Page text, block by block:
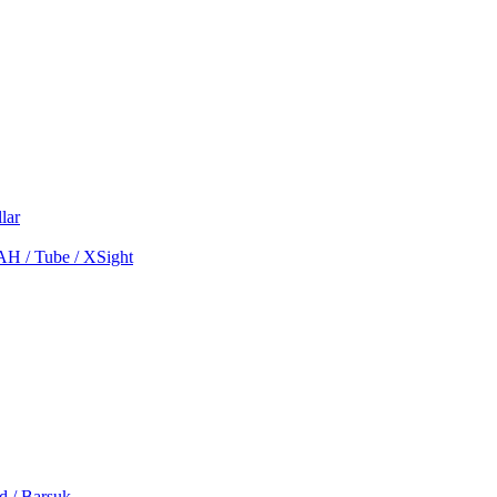
/ Tube / XSight